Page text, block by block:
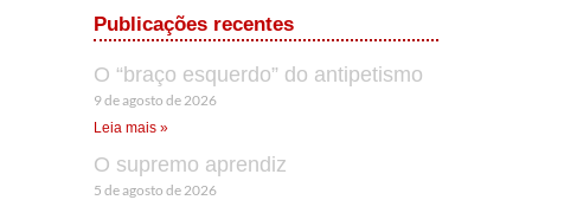
Publicações recentes
O “braço esquerdo” do antipetismo
9 de agosto de 2026
Leia mais »
O supremo aprendiz
5 de agosto de 2026